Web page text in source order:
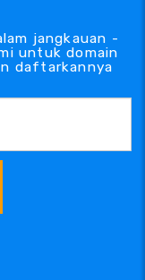
jangkauan -
untuk domain
daftarkannya